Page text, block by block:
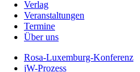
Verlag
Veranstaltungen
Termine
Über uns
Rosa-Luxemburg-Konferenz
jW-Prozess